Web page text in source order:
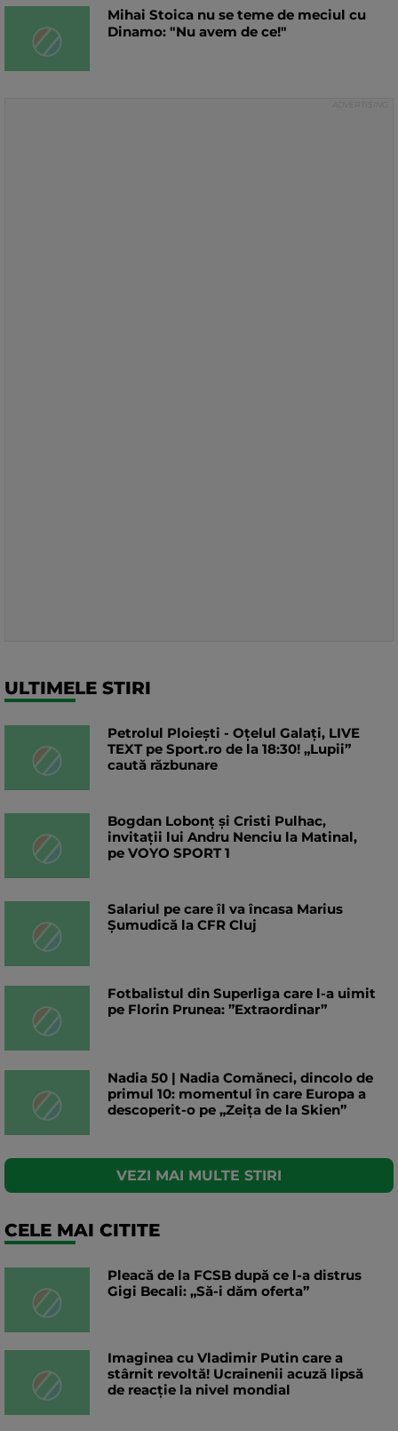
Mihai Stoica nu se teme de meciul cu
Dinamo: "Nu avem de ce!"
ULTIMELE STIRI
Petrolul Ploiești - Oțelul Galați, LIVE
TEXT pe Sport.ro de la 18:30! „Lupii”
caută răzbunare
Bogdan Lobonț și Cristi Pulhac,
invitații lui Andru Nenciu la Matinal,
pe VOYO SPORT 1
Salariul pe care îl va încasa Marius
Șumudică la CFR Cluj
Fotbalistul din Superliga care l-a uimit
pe Florin Prunea: ”Extraordinar”
Nadia 50 | Nadia Comăneci, dincolo de
primul 10: momentul în care Europa a
descoperit-o pe „Zeița de la Skien”
VEZI MAI MULTE STIRI
CELE MAI CITITE
Pleacă de la FCSB după ce l-a distrus
Gigi Becali: „Să-i dăm oferta”
Imaginea cu Vladimir Putin care a
stârnit revoltă! Ucrainenii acuză lipsă
de reacție la nivel mondial